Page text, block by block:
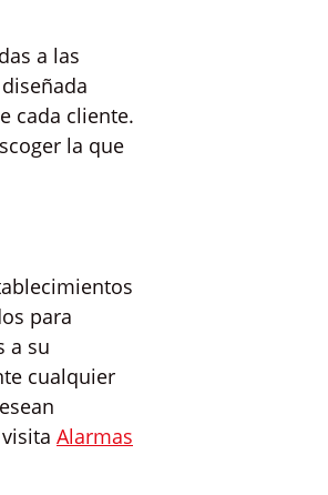
a las
cada cliente.
la que
para
a su
cualquier
Alarmas